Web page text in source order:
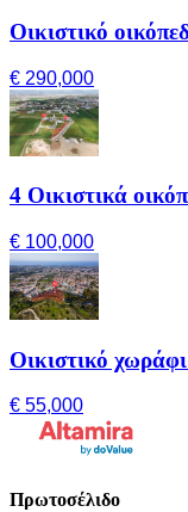
Οικιστικό
€ 290,000
4 Οικιστικά
€ 100,000
Οικιστικό
€ 55,000
Πρωτοσέλιδο